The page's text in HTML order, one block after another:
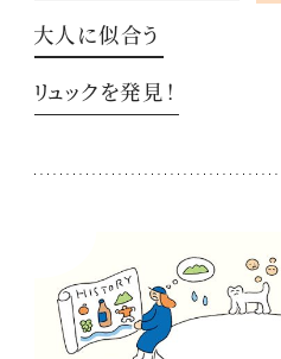
大人に似合う
リュックを発見！